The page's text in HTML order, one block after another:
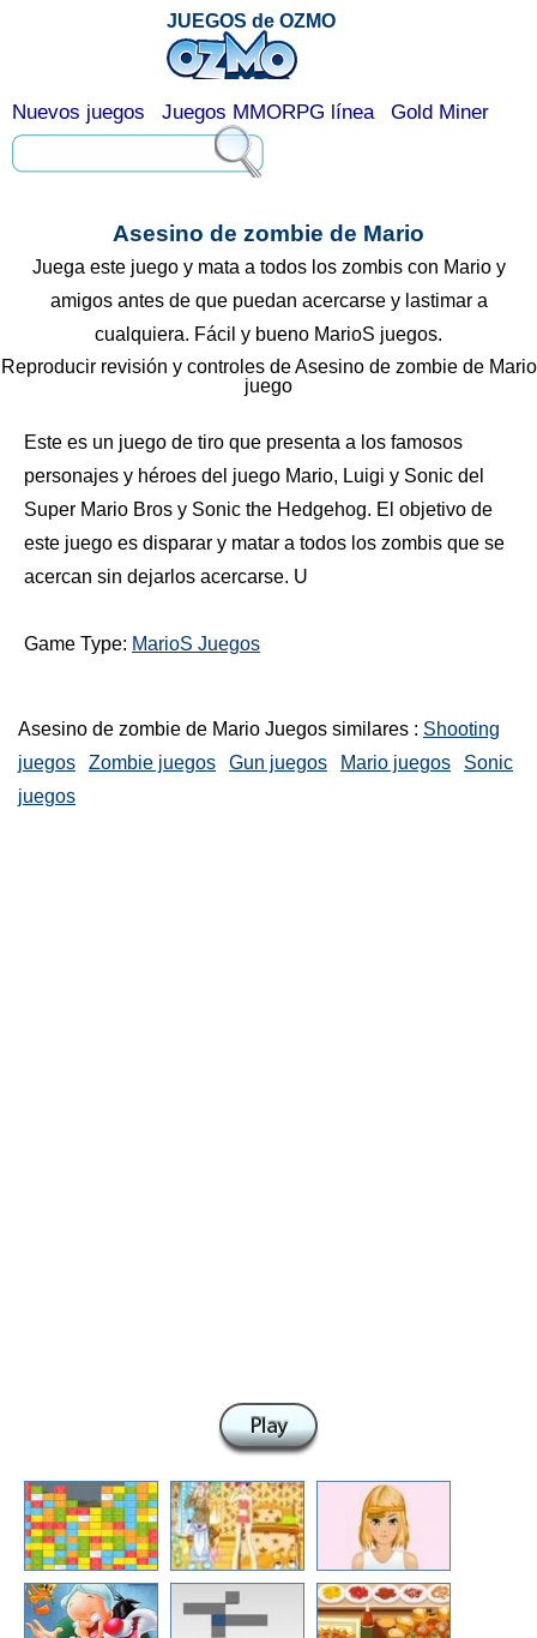
Asesino de zombie de Mario
Juega este juego y mata a todos los zombis con Mario y
amigos antes de que puedan acercarse y lastimar a
cualquiera. Fácil y bueno MarioS juegos.
Reproducir revisión y controles de Asesino de zombie de Mario
juego
Este es un juego de tiro que presenta a los famosos
personajes y héroes del juego Mario, Luigi y Sonic del
Super Mario Bros y Sonic the Hedgehog. El objetivo de
este juego es disparar y matar a todos los zombis que se
acercan sin dejarlos acercarse. U
Game Type: MarioS Juegos
Asesino de zombie de Mario Juegos similares : Shooting
juegos
Zombie juegos Gun juegos Mario juegos
Sonic
juegos
JUEGOS de OZMO
Nuevos juegos Juegos MMORPG línea Gold Miner